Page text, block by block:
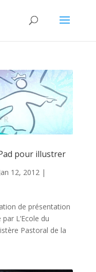
pour illustrer
12, 2012 |
de présentation
L’Ecole du
Pastoral de la